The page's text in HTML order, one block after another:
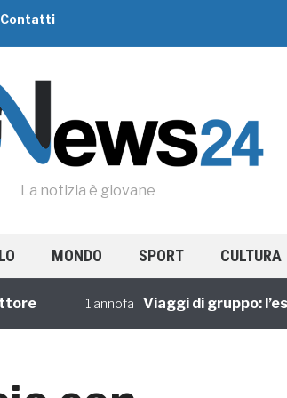
Contatti
La notizia è giovane
MONDO SPORT CULTURA
1 annofa Viaggi di gruppo: